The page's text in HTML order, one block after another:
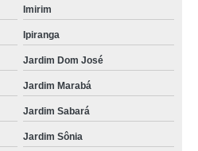
Sorocaba
Paulista
Vila Santa Eulalia
Vila dos Andrades
Prudente
Jardim Regina
Imirim
Ipiranga
Jardim Dom José
Jardim Marabá
Jardim Sabará
Jardim Sônia